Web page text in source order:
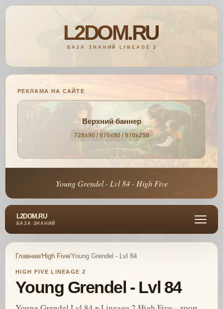
РЕКЛАМА НА САЙТЕ
Верхний баннер
728x90 / 970x90 / 970x250
Young Grendel - Lvl 84 - High Five
L2DOM.RU
БАЗА ЗНАНИЙ
Главная/High Five/Young Grendel - Lvl 84
HIGH FIVE LINEAGE 2
Young Grendel - Lvl 84